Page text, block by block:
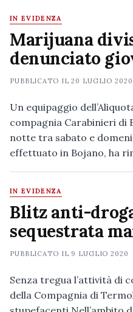
IN EVIDENZA
Marijuana
denunciato
PUBBLICATO IL20 LUGLIO 2020
Un equipaggio
compagnia Carabinieri di
notte tra sabato e
effettuato in Bojano, ha
IN EVIDENZA
Blitz anti-
sequestrata
PUBBLICATO IL 9 LUGLIO 2020
Senza tregua l’attività di
della Compagnia di